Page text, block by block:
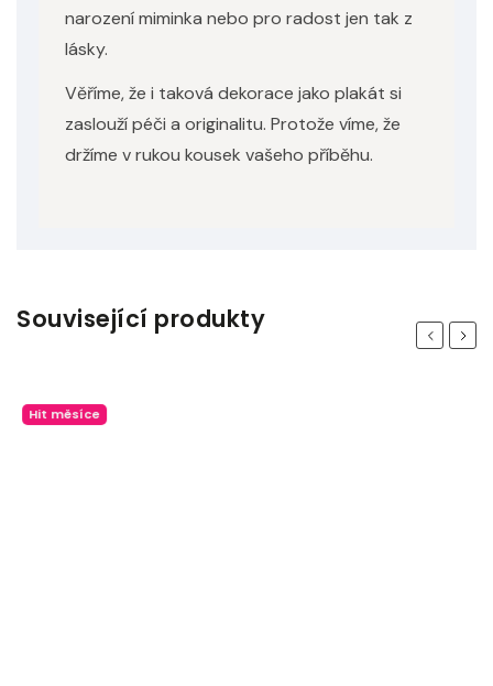
narození miminka nebo pro radost jen tak z
lásky.
Věříme, že i taková dekorace jako plakát si
zaslouží péči a originalitu. Protože víme, že
držíme v rukou kousek vašeho příběhu.
Související produkty Previous
Next